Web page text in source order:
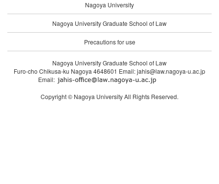
Nagoya University
Nagoya University Graduate School of Law
Precautions for use
Nagoya University Graduate School of Law
Furo-cho Chikusa-ku Nagoya 4648601 Email: jahis@law.nagoya-u.ac.jp
Email:
Copyright © Nagoya University All Rights Reserved.